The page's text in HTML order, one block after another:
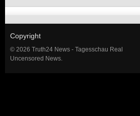
Copyright
© 2026 Truth24 News - Tagesschau Real
Uncensored News.